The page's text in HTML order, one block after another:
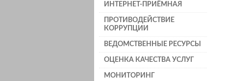
ИНТЕРНЕТ-ПРИЁМНАЯ
ПРОТИВОДЕЙСТВИЕ
КОРРУПЦИИ
ВЕДОМСТВЕННЫЕ РЕСУРСЫ
ОЦЕНКА КАЧЕСТВА УСЛУГ
МОНИТОРИНГ